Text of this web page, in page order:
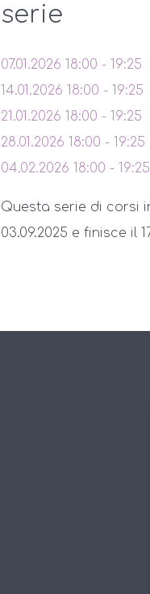
serie
07.01.2026 18:00 - 19:25
14.01.2026 18:00 - 19:25
21.01.2026 18:00 - 19:25
28.01.2026 18:00 - 19:25
04.02.2026 18:00 - 19:25
Questa serie di corsi
03.09.2025 e finisce il